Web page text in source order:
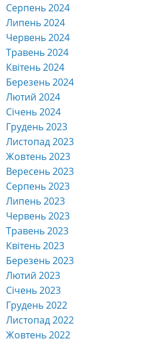
Серпень 2024
Липень 2024
Червень 2024
Травень 2024
Квітень 2024
Березень 2024
Лютий 2024
Січень 2024
Грудень 2023
Листопад 2023
Жовтень 2023
Вересень 2023
Серпень 2023
Липень 2023
Червень 2023
Травень 2023
Квітень 2023
Березень 2023
Лютий 2023
Січень 2023
Грудень 2022
Листопад 2022
Жовтень 2022